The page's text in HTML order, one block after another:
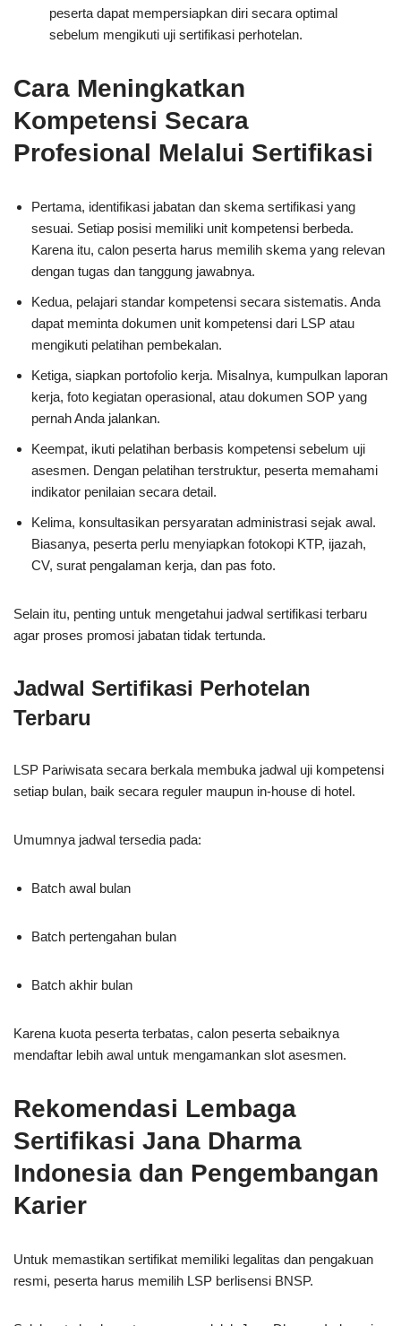
peserta dapat mempersiapkan diri secara optimal
sebelum mengikuti uji sertifikasi perhotelan.
Cara Meningkatkan
Kompetensi Secara
Profesional Melalui Sertifikasi
Pertama, identifikasi jabatan dan skema sertifikasi yang
sesuai. Setiap posisi memiliki unit kompetensi berbeda.
Karena itu, calon peserta harus memilih skema yang relevan
dengan tugas dan tanggung jawabnya.
Kedua, pelajari standar kompetensi secara sistematis. Anda
dapat meminta dokumen unit kompetensi dari LSP atau
mengikuti pelatihan pembekalan.
Ketiga, siapkan portofolio kerja. Misalnya, kumpulkan laporan
kerja, foto kegiatan operasional, atau dokumen SOP yang
pernah Anda jalankan.
Keempat, ikuti pelatihan berbasis kompetensi sebelum uji
asesmen. Dengan pelatihan terstruktur, peserta memahami
indikator penilaian secara detail.
Kelima, konsultasikan persyaratan administrasi sejak awal.
Biasanya, peserta perlu menyiapkan fotokopi KTP, ijazah,
CV, surat pengalaman kerja, dan pas foto.
Selain itu, penting untuk mengetahui jadwal sertifikasi terbaru
agar proses promosi jabatan tidak tertunda.
Jadwal Sertifikasi Perhotelan
Terbaru
LSP Pariwisata secara berkala membuka jadwal uji kompetensi
setiap bulan, baik secara reguler maupun in-house di hotel.
Umumnya jadwal tersedia pada:
Batch awal bulan
Batch pertengahan bulan
Batch akhir bulan
Karena kuota peserta terbatas, calon peserta sebaiknya
mendaftar lebih awal untuk mengamankan slot asesmen.
Rekomendasi Lembaga
Sertifikasi Jana Dharma
Indonesia dan Pengembangan
Karier
Untuk memastikan sertifikat memiliki legalitas dan pengakuan
resmi, peserta harus memilih LSP berlisensi BNSP.